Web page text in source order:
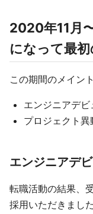
2020年11月
になって最初
この期間のメイン
エンジニアデビ
プロジェクト異
エンジニアデ
転職活動の結果、
採用いただきました